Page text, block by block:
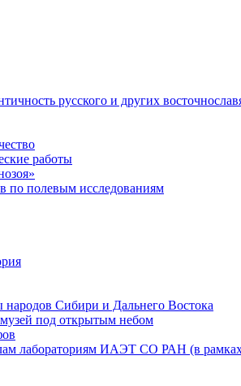
русского и других
работы
по полевым исследованиям
народов Сибири и Дальнего Востока
под открытым небом
лабораториям ИАЭТ СО РАН (в рамках